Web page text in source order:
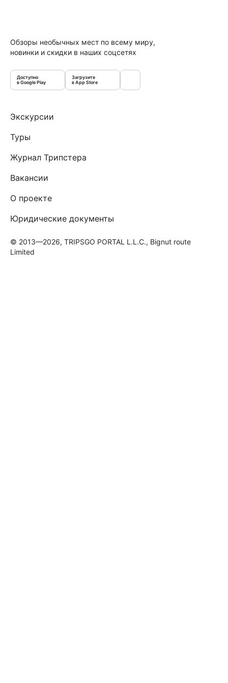
Обзоры необычных мест по всему миру,
новинки и скидки в наших соцсетях
Доступно
в Google Play
Загрузите
в App Store
Экскурсии
Туры
Журнал Трипстера
Вакансии
О проекте
Юридические документы
© 2013—2026, TRIPSGO PORTAL L.L.C., Bignut route
Limited